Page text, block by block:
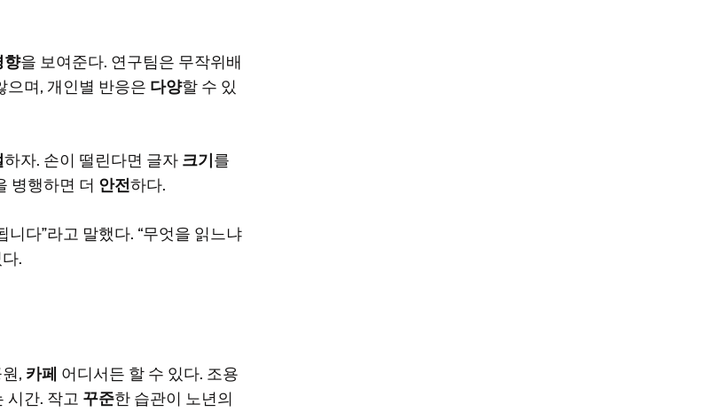
향을 보여준다. 연구팀은 무작위배
으며, 개인별 반응은 다양할 수 있
하자. 손이 떨린다면 글자 크기를
병행하면 더 안전하다.
니다”라고 말했다. “무엇을 읽느냐
.
, 카페 어디서든 할 수 있다. 조용
시간. 작고 꾸준한 습관이 노년의